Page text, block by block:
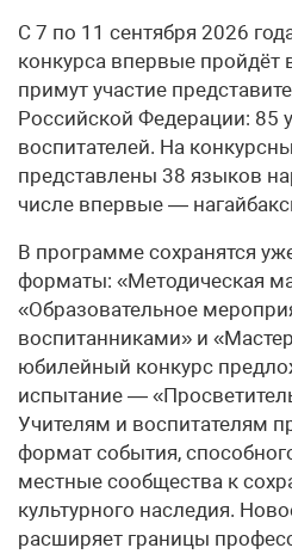
С 7 по 11 сентября 2026
конкурса впервые пройдёт
примут участие
Российской Федерации: 85
воспитателей. На
представлены 38 языков
числе впервые —
В программе сохранятся
форматы: «Методическая
«Образовательное
воспитанниками» и
юбилейный конкурс
испытание —
Учителям и воспитателям
формат события,
местные сообщества к
культурного наследия.
расширяет границы